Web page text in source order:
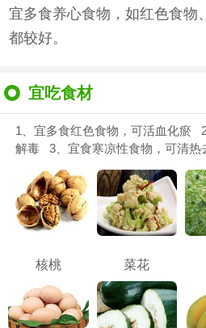
宜多食养心食物，如红色食物
都较好。
宜吃食材
1、宜多食红色食物，可活血化瘀
解毒 3、宜食寒凉性食物，可清热
核桃 菜花